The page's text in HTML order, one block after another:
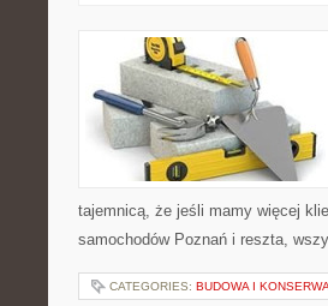
tajemnicą, że jeśli mamy więcej
samochodów Poznań i reszta,
CATEGORIES: BUDOWA I